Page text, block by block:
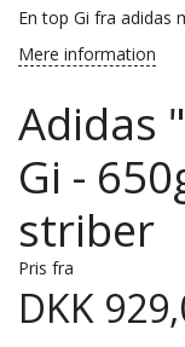
En top Gi fra adidas
Mere information
Adidas
Gi -
striber
Pris fra
DKK